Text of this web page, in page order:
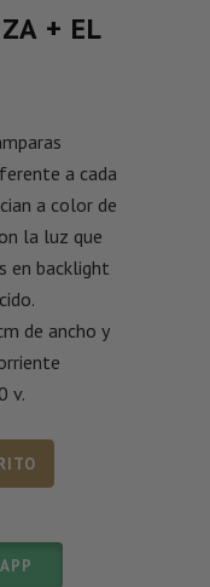
+ EL
a cada
a color de
la luz que
en backlight
de ancho y
v.